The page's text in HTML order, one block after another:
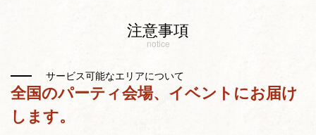
注意事項
notice
サービス可能なエリアについて
全国のパーティ会場、イベントにお届け
します。